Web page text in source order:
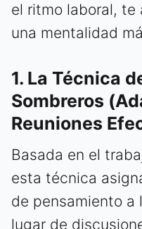
el ritmo laboral, te
una mentalidad
1. La Técnica
Sombreros
Reuniones
Basada en el
esta técnica
de pensamiento a
lugar de